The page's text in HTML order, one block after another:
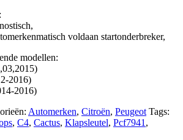
voldaan startonderbreker,
modellen:
2016)
2016)
Automerken, Citroën, Peugeot Tags:
, C4, Cactus, Klapsleutel, Pcf7941 ,